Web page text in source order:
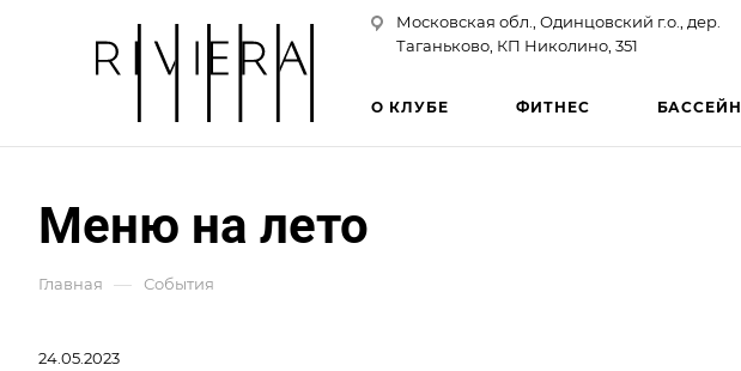
Московская обл., Одинцовский г.о., дер.
Таганьково, КП Николино, 351
О КЛУБЕ ФИТНЕС БАССЕЙН
Меню на лето
Главная — События
24.05.2023